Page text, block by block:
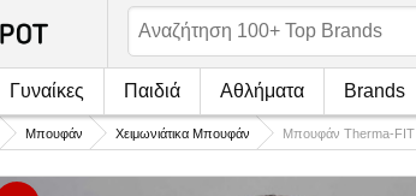
Γυναίκες Παιδιά Αθλήματα Brands
Μπουφάν Χειμωνιάτικα Μπουφάν Μπουφάν Therma-FIT